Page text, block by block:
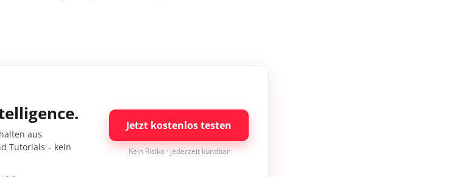
aus
Tutorials – kein
Jetzt kostenlos testen
Kein Risiko · jederzeit kündbar